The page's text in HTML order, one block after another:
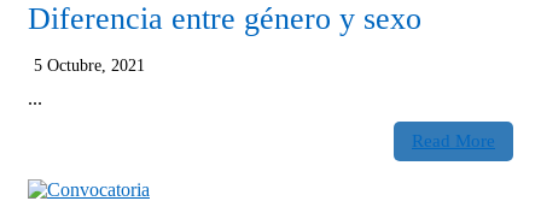
Diferencia entre género y sexo
5 Octubre, 2021
...
Read More